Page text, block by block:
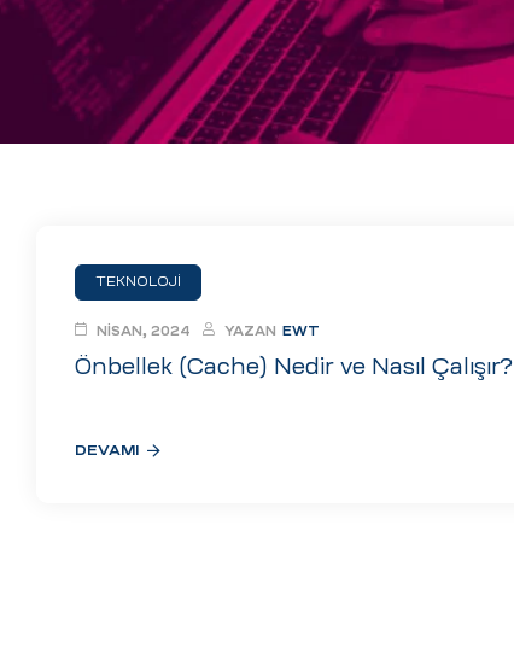
Aday
TEKNOLOJI
Önbellek (Cache) Nedir ve Nasıl Çalışır?
NISAN, 2024 YAZAN EWT
DEVAMI